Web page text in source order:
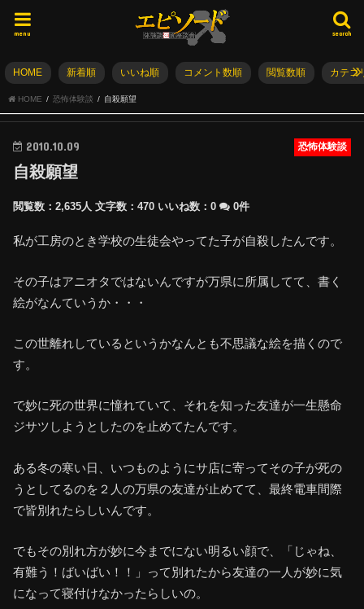
search
menu
HOME 新着順 いいね順 コメント数順 閲覧数順 カテゴ
HOME 恐怖体験談 自殺願望
恐怖体験談
2010.10.09
自殺願望
閲覧数：2,635人 文字数：470 いいね数：0 0件
私が工房のとき学校の生徒会やってた子が自殺したんです。
その子はアニオタではないんですが万県に所属してて、書く
絵がなんていうか・・・
この世離れしているというかなんとも不思議な絵を描くので
す。
で妙に死の世界に憧れていて、それを知った友達が一生懸命
ジサツしようとしたのを止めてたんです。
ある冬の寒い日、いつものようにサ店に寄ってその子が死の
うとしてるのを２人の万県の友達が止めてて、最終電車間際
で皆別れたらしいんです。
でもその別れ方が妙に今までにない明るい顔で、「じゃね、
有難う！ばいばい！！」って別れたから友達の一人が妙に気
になって寝付けなかったらしいの。